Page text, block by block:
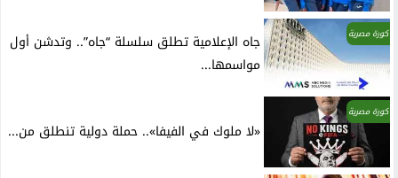
كورة مصرية
جاه الإعلامية تطلق سلسلة “جاه”.. وتدشن أول
مواسمها...
كورة مصرية
«لا ملوك في الفيفا».. حملة دولية تنطلق من...